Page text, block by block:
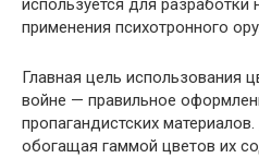
используется для
применения психотрон­ного
Главная цель использования
войне — правильное
пропагандистских
обогащая гаммой цветов их